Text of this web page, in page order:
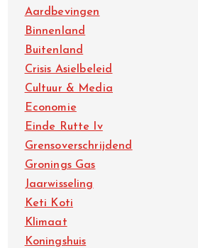
Aardbevingen
Binnenland
Buitenland
Crisis Asielbeleid
Cultuur & Media
Economie
Einde Rutte Iv
Grensoverschrijdend
Gronings Gas
Jaarwisseling
Keti Koti
Klimaat
Koningshuis